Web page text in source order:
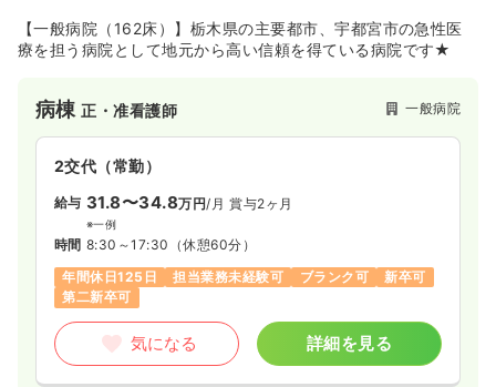
【一般病院（162床）】栃木県の主要都市、宇都宮市の急性医
療を担う病院として地元から高い信頼を得ている病院です★
病棟正・准看護師 一般病院
2交代（常勤）
給与 31.8〜34.8万円/月 賞与2ヶ月
※一例
時間 8:30～17:30 （休憩60分）
年間休日125日
担当業務未経験可 ブランク可
新卒可
第二新卒可
気になる 詳細を見る